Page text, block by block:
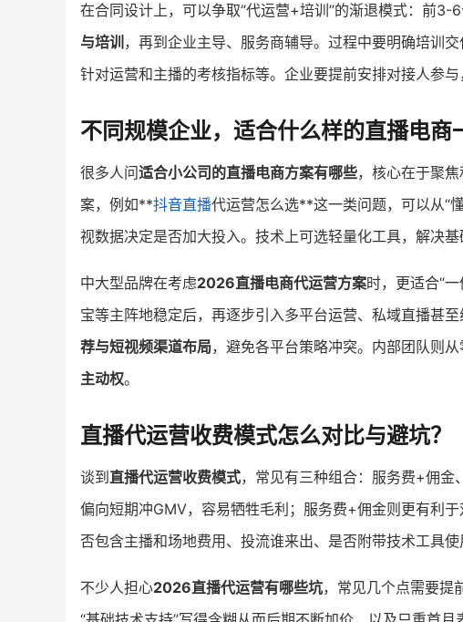
在合同设计上，可以争取“代运营+培训”的渐退模式：前3-
与培训 ，再到企业主导、服务商辅导。过程中要明确培训交
针对运营和主播的考核指标等。企业要提前安排对接人参与
不同规模企业，适合什么样的直播电商
很多人问适合小公司的直播电商方案有哪些，核心在于聚
案，例如**抖音直播代运营怎么选**这一类问题，可以从“
视数据决定是否加大投入。技术上可选轻量化工具，解决
中大型品牌在考虑2026直播电商代运营方案时，更适合“
宝等主阵地稳定后，再逐步引入多平台运营、私域直播甚
荐与短视频渠道布局，避免各平台策略冲突。内部团队则
主动权。
直播代运营收费模式怎么对比与避坑？
谈到直播代运营收费模式，常见有三种组合：服务费+佣金
偏向短期冲GMV，容易牺牲毛利；服务费+佣金则更有利
否包含主播和场地费用、投流谁来出、是否附带技术工具
不少人担心2026直播代运营有哪些坑，常见几个点需要提